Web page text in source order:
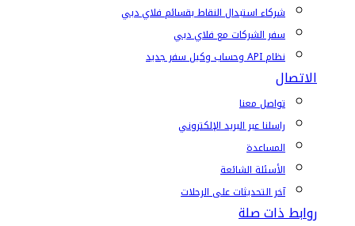
شركاء استبدال النقاط بقسائم فلاي دبي
سفر الشركات مع فلاي دبي
نظام API وحساب وكيل سفر جديد
الاتصال
تواصل معنا
راسلنا عبر البريد الإلكتروني
المساعدة
الأسئلة الشائعة
آخر التحديثات على الرحلات
روابط ذات صلة